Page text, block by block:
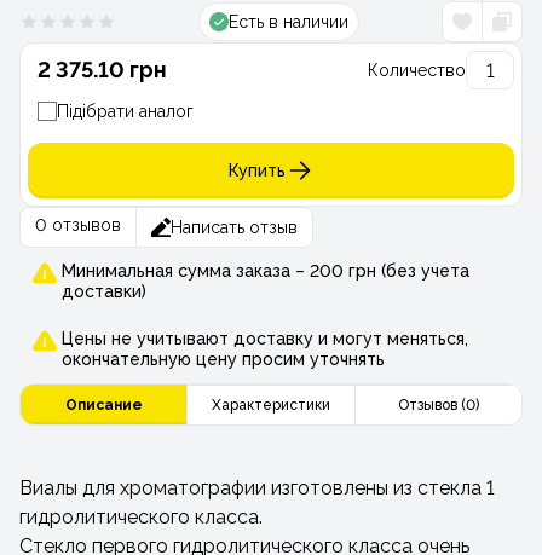
Есть в наличии
2 375.10 грн Количество
Підібрати аналог
Купить
0 отзывов Написать отзыв
Минимальная сумма заказа – 200 грн (без учета
доставки)
Цены не учитывают доставку и могут меняться,
окончательную цену просим уточнять
Описание Характеристики Отзывов (0)
Виалы для хроматографии изготовлены из стекла 1
гидролитического класса.
Стекло первого гидролитического класса очень